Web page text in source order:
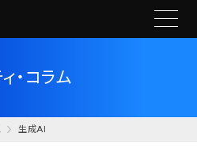
・コラム
生成AI